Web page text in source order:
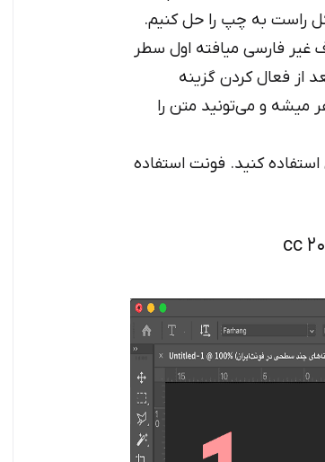
راست به چپ را حل کنیم.
غیر فارسی میافته اول سطر
از فعال کردن گزینه
میشه و می‌تونید متن را
کنید. فونت استفاده